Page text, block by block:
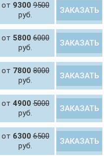
от 93009500
руб.
ЗАКАЗАТЬ
от 58006000
руб.
ЗАКАЗАТЬ
от 78008000
руб.
ЗАКАЗАТЬ
от 49005000
руб.
ЗАКАЗАТЬ
от 63006500
руб.
ЗАКАЗАТЬ